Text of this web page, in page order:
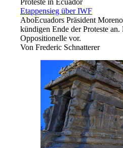
Proteste in Ecuador
Etappensieg über IWF
AboEcuadors Präsident
kündigen Ende der Proteste
Oppositionelle vor.
Von Frederic Schnatterer